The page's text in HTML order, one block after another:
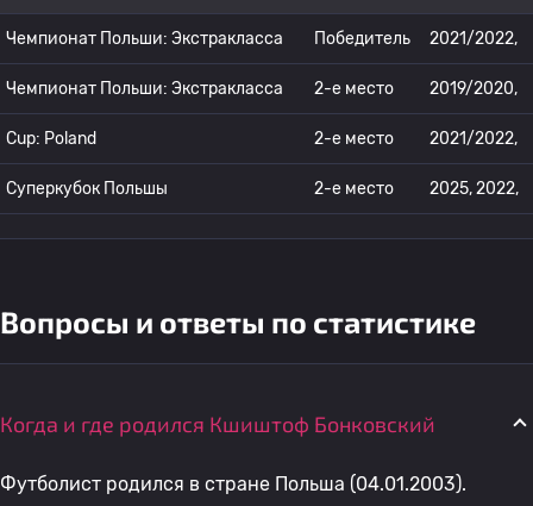
Чемпионат Польши: Экстракласса Победитель 2021/2022,
Чемпионат Польши: Экстракласса 2-е место 2019/2020,
Cup: Poland 2-е место 2021/2022,
Суперкубок Польшы 2-е место 2025, 2022,
Вопросы и ответы по статистике
Когда и где родился Кшиштоф Бонковский
Футболист родился в стране Польша (04.01.2003).